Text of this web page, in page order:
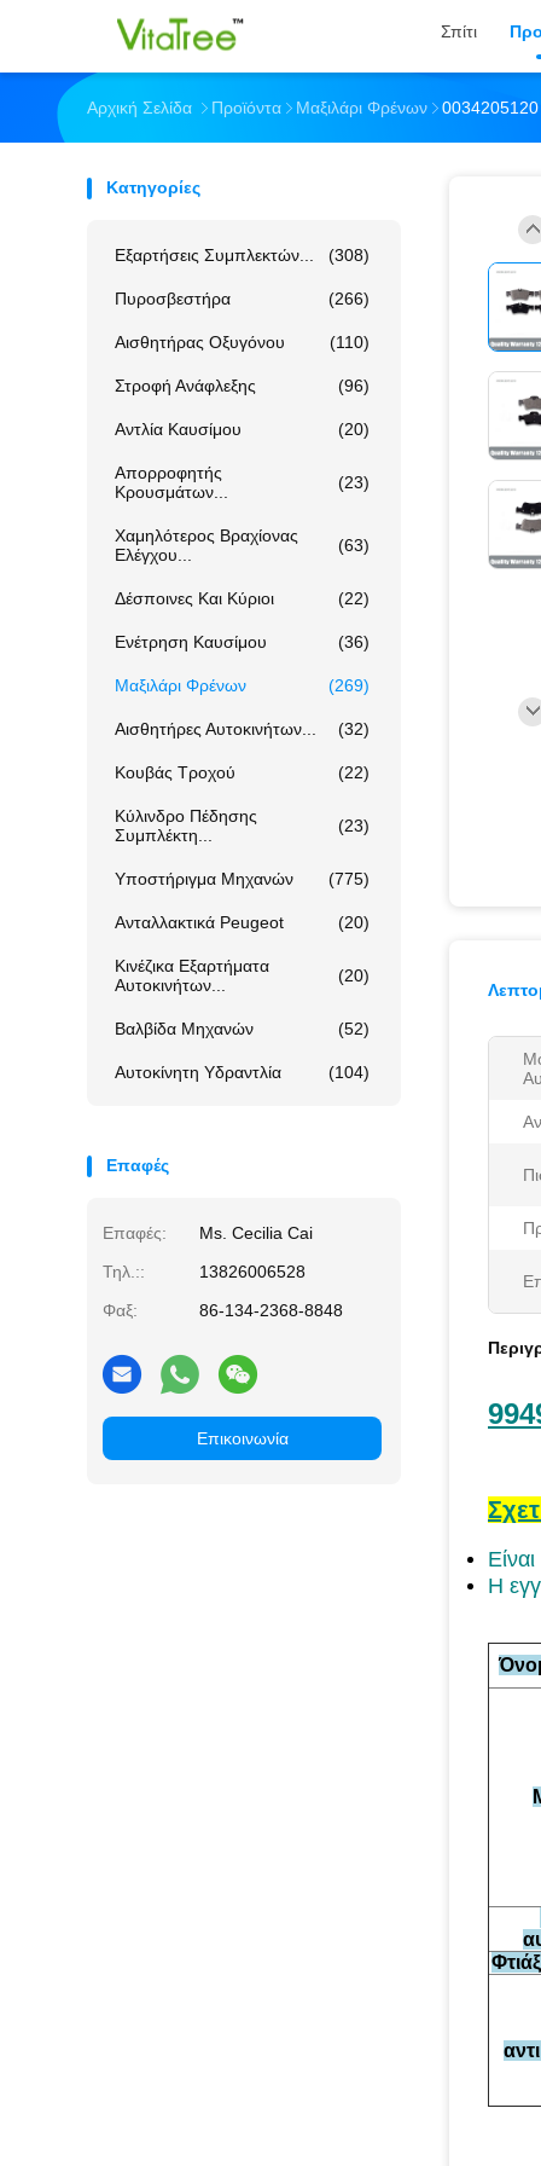
Σπίτι
Αρχική Σελίδα Προϊόντα Μαξιλάρι Φρένων
Κατηγορίες
Εξαρτήσεις Συμπλεκτών... (308)
Πυροσβεστήρα (266)
Αισθητήρας Οξυγόνου (110)
Στροφή Ανάφλεξης (96)
Αντλία Καυσίμου (20)
Απορροφητής
Κρουσμάτων...
(23)
Χαμηλότερος Βραχίονας
Ελέγχου...
(63)
Δέσποινες Και Κύριοι (22)
Ενέτρηση Καυσίμου (36)
Μαξιλάρι Φρένων (269)
Αισθητήρες Αυτοκινήτων... (32)
Κουβάς Τροχού (22)
Κύλινδρο Πέδησης
Συμπλέκτη...
(23)
Υποστήριγμα Μηχανών (775)
Ανταλλακτικά Peugeot (20)
Κινέζικα Εξαρτήματα
Αυτοκινήτων...
(20)
Βαλβίδα Μηχανών (52)
Αυτοκίνητη Υδραντλία (104)
Επαφές
Επαφές:
Ms. Cecilia Cai
Τηλ.::
13826006528
Φαξ:
86-134-2368-8848
Επικοινωνία
Η